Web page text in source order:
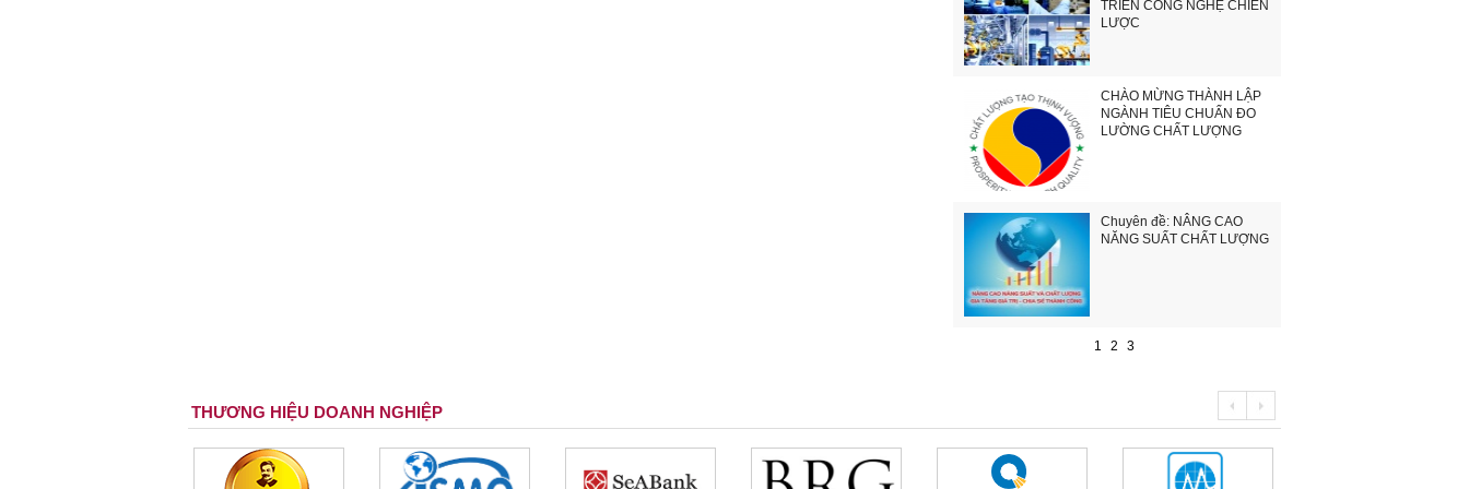
TRIỂN CÔNG NGHỆ CHIẾN
LƯỢC
CHÀO MỪNG THÀNH LẬP
NGÀNH TIÊU CHUẨN ĐO
LƯỜNG CHẤT LƯỢNG
Chuyên đề: NÂNG CAO
NĂNG SUẤT CHẤT LƯỢNG
1 2 3
THƯƠNG HIỆU DOANH NGHIỆP